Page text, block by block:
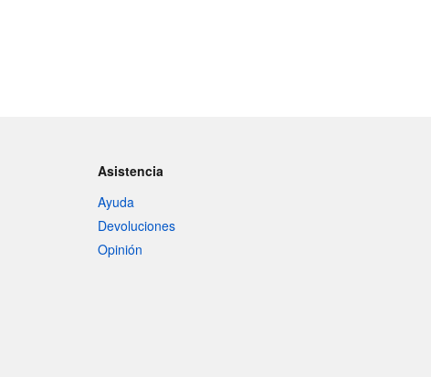
Asistencia
Ayuda
Devoluciones
Opinión